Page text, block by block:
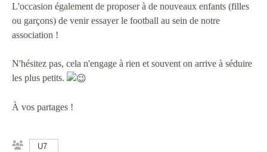
L'occasion également de proposer à de nouveaux enfants (filles
ou garçons) de venir essayer le football au sein de notre
association !
N'hésitez pas, cela n'engage à rien et souvent on arrive à séduire
les plus petits.
À vos partages !
U7